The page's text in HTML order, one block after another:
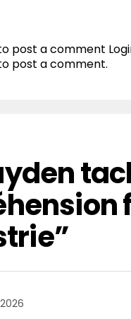
post a comment
post a comment.